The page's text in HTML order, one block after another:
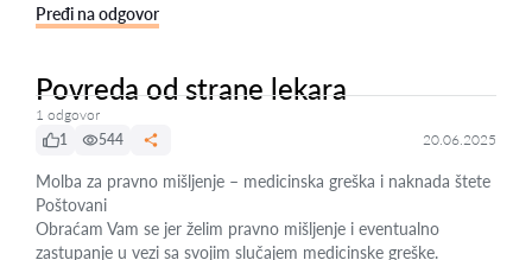
Pređi na odgovor
Povreda od strane lekara
1 odgovor
1
544 20.06.2025
Molba za pravno mišljenje – medicinska greška i naknada štete
Poštovani
Obraćam Vam se jer želim pravno mišljenje i eventualno
zastupanje u vezi sa svojim slučajem medicinske greške.